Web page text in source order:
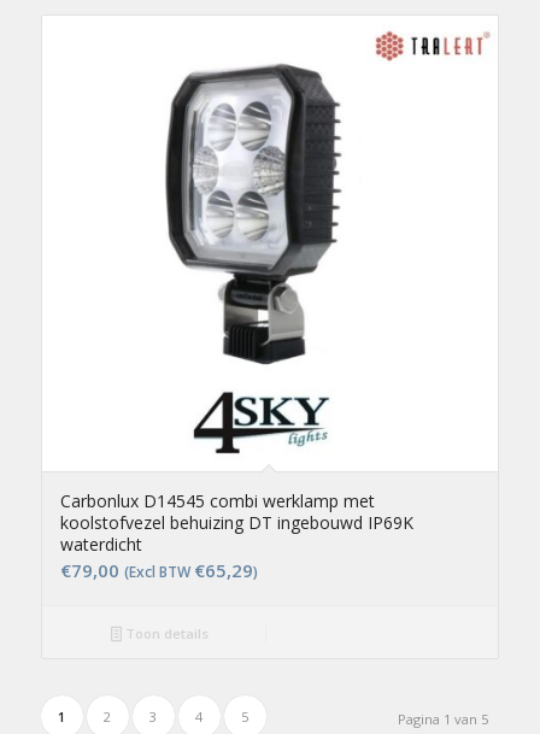
Carbonlux D14545 combi werklamp met
koolstofvezel behuizing DT ingebouwd IP69K
waterdicht
€79,00 (Excl BTW €65,29)
Toon details
Pagina 1 van 5
1 2 3 4 5